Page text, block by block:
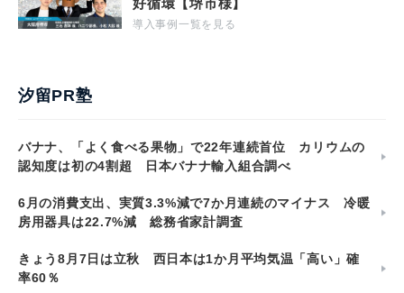
導入事例一覧を見る
汐留PR塾
バナナ、「よく食べる果物」で22年連続首位 カリウムの
認知度は初の4割超 日本バナナ輸入組合調べ
6月の消費支出、実質3.3%減で7か月連続のマイナス 冷暖
房用器具は22.7%減 総務省家計調査
きょう8月7日は立秋 西日本は1か月平均気温「高い」確
率60％